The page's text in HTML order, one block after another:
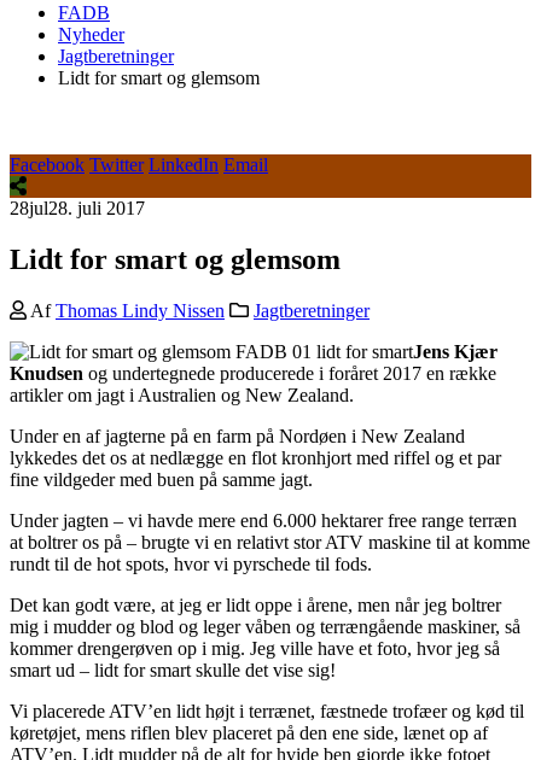
FADB
Nyheder
Jagtberetninger
Lidt for smart og glemsom
Facebook Twitter LinkedIn Email
28jul28. juli 2017
Lidt for smart og glemsom
Af Thomas Lindy Nissen
Jagtberetninger
Jens Kjær
Knudsen og undertegnede producerede i foråret 2017 en række
artikler om jagt i Australien og New Zealand.
Under en af jagterne på en farm på Nordøen i New Zealand
lykkedes det os at nedlægge en flot kronhjort med riffel og et par
fine vildgeder med buen på samme jagt.
Under jagten – vi havde mere end 6.000 hektarer free range terræn
at boltrer os på – brugte vi en relativt stor ATV maskine til at komme
rundt til de hot spots, hvor vi pyrschede til fods.
Det kan godt være, at jeg er lidt oppe i årene, men når jeg boltrer
mig i mudder og blod og leger våben og terrængående maskiner, så
kommer drengerøven op i mig. Jeg ville have et foto, hvor jeg så
smart ud – lidt for smart skulle det vise sig!
Vi placerede ATV’en lidt højt i terrænet, fæstnede trofæer og kød til
køretøjet, mens riflen blev placeret på den ene side, lænet op af
ATV’en. Lidt mudder på de alt for hvide ben gjorde ikke fotoet